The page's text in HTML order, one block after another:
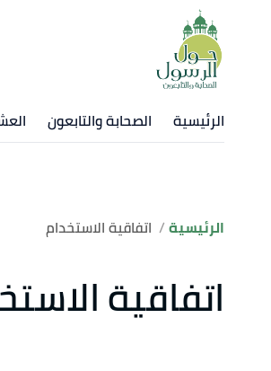
الرئيسية الصحابة والتابعون
الرئيسية اتفاقية الاستخدام
اتفاقية